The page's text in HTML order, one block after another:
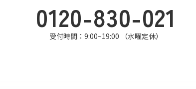
0120-830-021
受付時間：9:00~19:00 （水曜定休）